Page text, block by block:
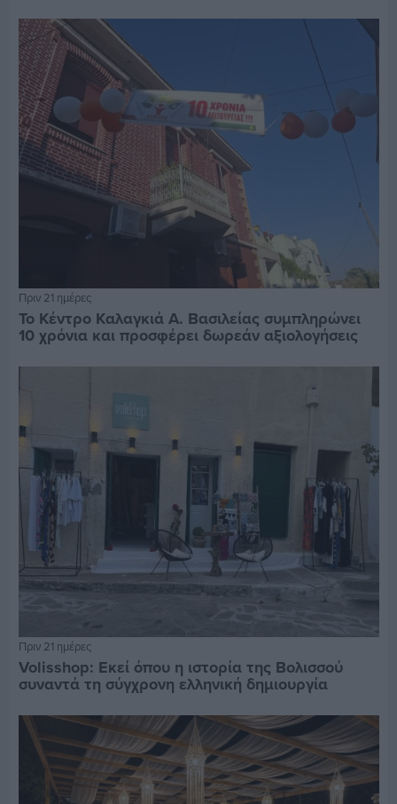
Πριν 21 ημέρες
Το Κέντρο Καλαγκιά Α. Βασιλείας συμπληρώνει
10 χρόνια και προσφέρει δωρεάν αξιολογήσεις
Πριν 21 ημέρες
Volisshop: Εκεί όπου η ιστορία της Βολισσού
συναντά τη σύγχρονη ελληνική δημιουργία